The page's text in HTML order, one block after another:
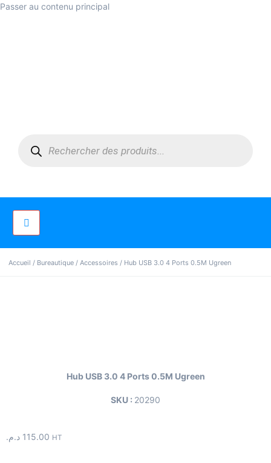
Passer au contenu principal
Accueil / Bureautique / Accessoires / Hub USB 3.0 4 Ports 0.5M Ugreen
Hub USB 3.0 4 Ports 0.5M Ugreen
SKU : 20290
115.00 د.م. HT